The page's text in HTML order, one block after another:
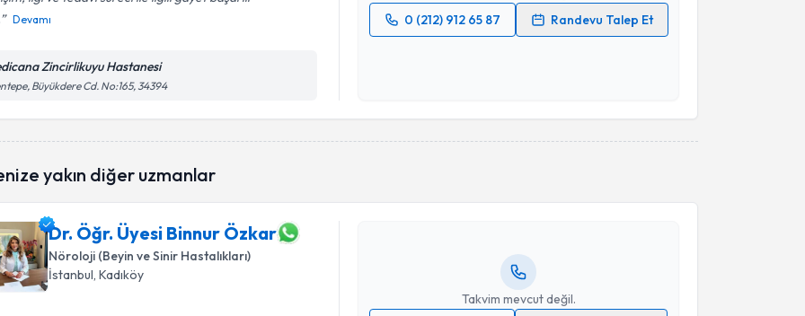
Devamı
Zincirlikuyu Hastanesi
Büyükdere Cd. No:165, 34394
0 (212) 912 65 87
Randevu Talep Et
Takvim Talebini Gönder
yakın diğer uzmanlar
Dr. Öğr. Üyesi Binnur Özkar
Nöroloji (Beyin ve Sinir Hastalıkları)
İstanbul, Kadıköy
Takvim mevcut değil.